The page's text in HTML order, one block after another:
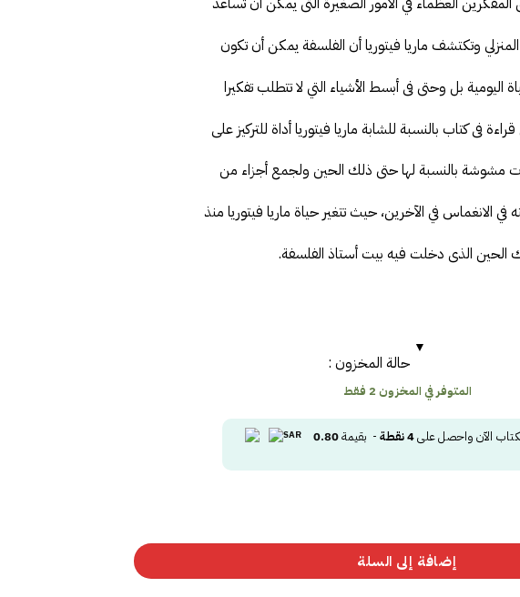
المنزلي وتكتشف ماريا فيتوريا أن الفلسفة يمكن أن تكون
اليومية بل وحتى فى أبسط الأشياء التي لا تتطلب تفكيرا
فى كتاب بالنسبة للشابة ماريا فيتوريا أداة للتركيز على
مشوشة بالنسبة لها حتى ذلك الحين ولجمع أجزاء من
الانغماس في الآخرين، حيث تتغير حياة ماريا فيتوريا منذ
الحين الذى دخلت فيه بيت أستاذ الفلسفة.
حالة المخزون :
المتوفر في المخزون 2 فقط
الآن واحصل على4نقطة - بقيمة0.80
إضافة إلى السلة